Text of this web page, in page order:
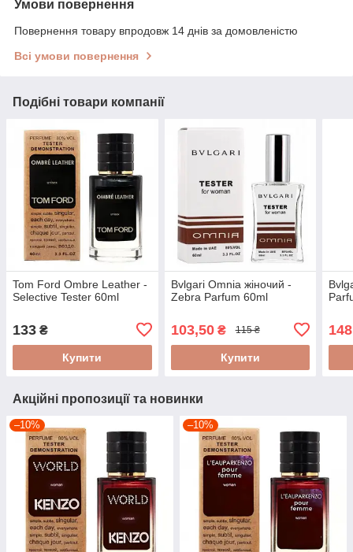
Умови повернення
Повернення товару впродовж 14 днів за домовленістю
Всі умови повернення
Подібні товари компанії
Tom Ford Ombre Leather -
Selective Tester 60ml
133 ₴
Купити
Bvlgari Omnia жіночий -
Zebra Parfum 60ml
103,50₴ 115 ₴
Купити
Акційні пропозиції та новинки
–10% –10%